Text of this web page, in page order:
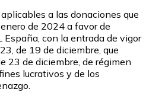
a las donaciones que
de 2024 a favor de
con la entrada de vigor
de 19 de diciembre, que
23 de diciembre, de régimen
lucrativos y de los